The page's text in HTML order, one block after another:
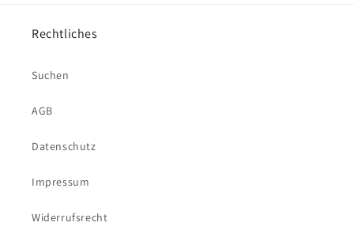
Rechtliches
Suchen
AGB
Datenschutz
Impressum
Widerrufsrecht